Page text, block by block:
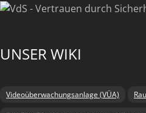
UNSER WIKI
Videoüberwachungsanlage (VÜA)